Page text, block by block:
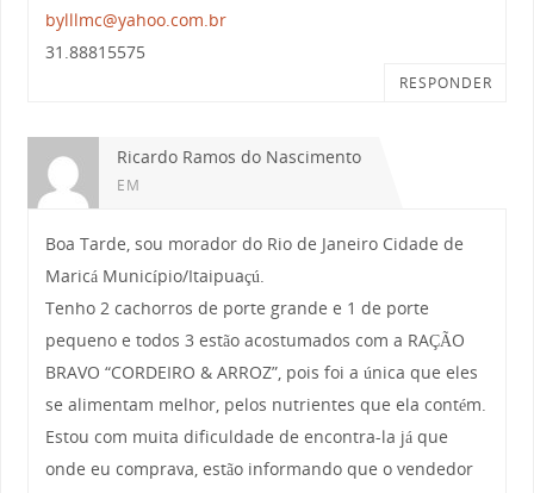
bylllmc@yahoo.com.br
31.88815575
RESPONDER
Ricardo Ramos do Nascimento
EM
Boa Tarde, sou morador do Rio de Janeiro Cidade de
Maricá Município/Itaipuaçú.
Tenho 2 cachorros de porte grande e 1 de porte
pequeno e todos 3 estão acostumados com a RAÇÃO
BRAVO “CORDEIRO & ARROZ”, pois foi a única que eles
se alimentam melhor, pelos nutrientes que ela contém.
Estou com muita dificuldade de encontra-la já que
onde eu comprava, estão informando que o vendedor